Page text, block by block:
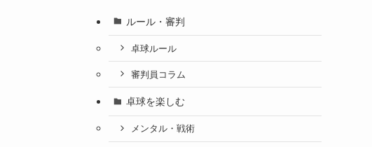
ルール・審判
卓球ルール
審判員コラム
卓球を楽しむ
メンタル・戦術